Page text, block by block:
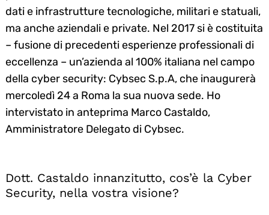
dati e infrastrutture tecnologiche, militari e statuali,
ma anche aziendali e private. Nel 2017 si è costituita
– fusione di precedenti esperienze professionali di
eccellenza – un’azienda al 100% italiana nel campo
della cyber security: Cybsec S.p.A, che inaugurerà
mercoledì 24 a Roma la sua nuova sede. Ho
intervistato in anteprima Marco Castaldo,
Amministratore Delegato di Cybsec.
Dott. Castaldo innanzitutto, cos’è la Cyber
Security, nella vostra visione?